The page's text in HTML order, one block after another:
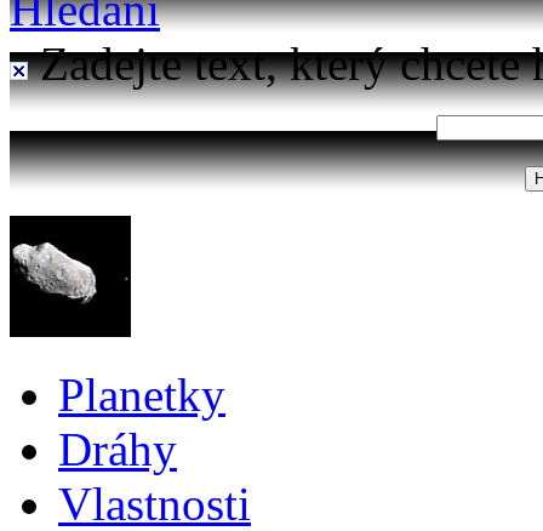
Zadejte text, který chcete
Planetky
Dráhy
Vlastnosti